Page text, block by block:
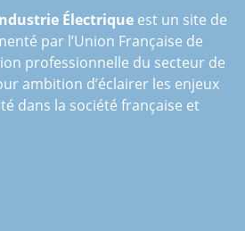
Électrique est un site de
par l’Union Française de
professionnelle du secteur de
ambition d’éclairer les enjeux
dans la société française et